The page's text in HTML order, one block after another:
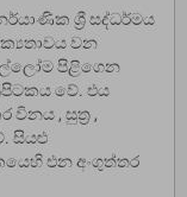
ශ්‍රී සද්ධර්මය
වන
පිළිගෙන
වේ. එය
විනය , සුත්‍ර ,
සියළු
එන අංගුත්තර